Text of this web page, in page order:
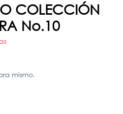
COLECCIÓN
No.10
mismo.